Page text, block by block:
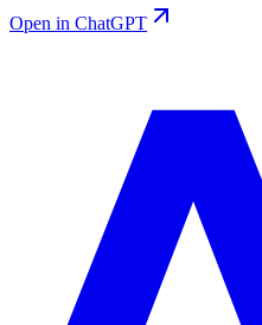
Open in ChatGPT